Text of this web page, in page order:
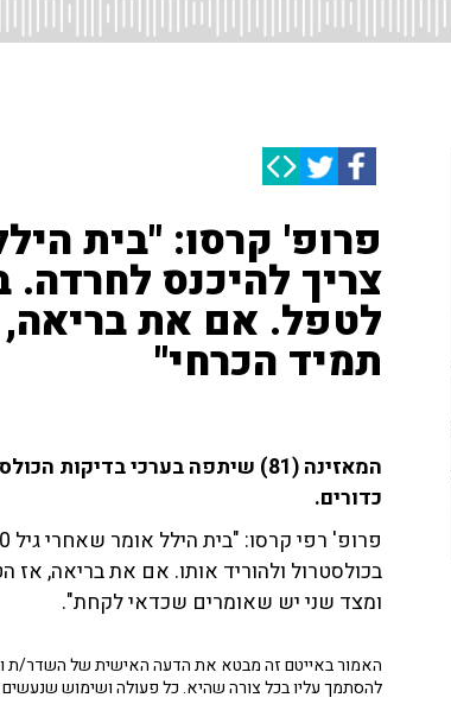
צריך להיכנס
לטפל. אם את בריאה,
תמיד הכרחי"
כדורים.
בכולסטרול ולהוריד אותו. אם את בריאה, אז
ומצד שני יש שאומרים שכדאי לקחת".
האמור באייטם זה מבטא את הדעה האישית של השדר/ת
להסתמך עליו בכל צורה שהיא. כל פעולה ושימוש